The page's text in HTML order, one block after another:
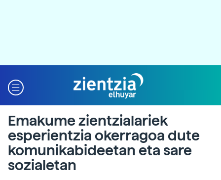
Emakume zientzialariek
esperientzia okerragoa dute
komunikabideetan eta sare
sozialetan